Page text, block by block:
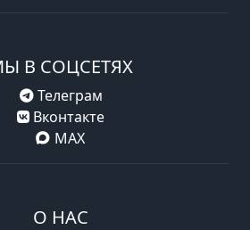
В СОЦСЕТЯХ
Телеграм
Вконтакте
MAX
О НАС